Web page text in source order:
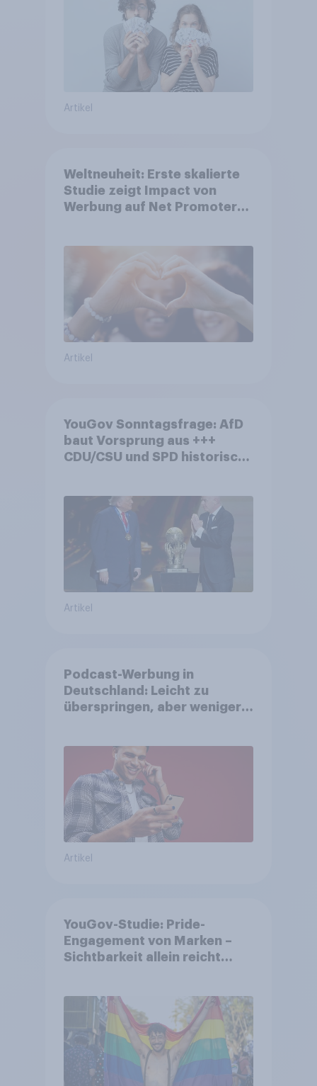
Artikel
Weltneuheit: Erste skalierte
Studie zeigt Impact von
Werbung auf Net Promoter
Artikel
YouGov Sonntagsfrage: AfD
baut Vorsprung aus +++
CDU/CSU und SPD historisch
Fußball-WM ohne Politik
Artikel
Podcast-Werbung in
Deutschland: Leicht zu
überspringen, aber weniger
Artikel
YouGov-Studie: Pride-
Engagement von Marken –
Sichtbarkeit allein reicht